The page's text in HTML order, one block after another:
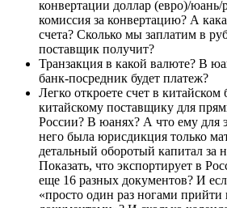
конвертации доллар (евро)/юань/
комиссия за конвертацию? А
счета? Сколько мы заплатим в
поставщик получит?
Транзакция в какой валюте? В
банк-посредник будет платеж?
Легко откроете счет в
китайскому поставщику для
России? В юанях? А что ему для
него была юрисдикция только
детальный оборотый капитал за
Показать, что экспортирует в
еще 16 разных документов? И
«просто один раз ногами прийти